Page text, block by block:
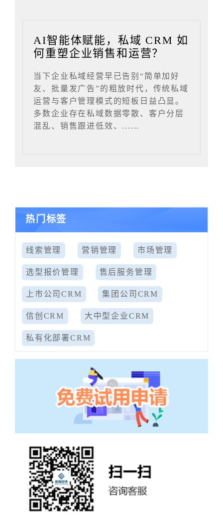
AI智能体赋能，私域 CRM 如
何重塑企业销售和运营？
当下企业私域经营早已告别“简单加好
友、批量发广告”的粗放时代，传统私域
运营与客户管理模式的短板日益凸显。
多数企业存在私域数据零散、客户分层
混乱、销售跟进低效、......
热门标签
线索管理 营销管理 市场管理
选型报价管理 售后服务管理
上市公司CRM 集团公司CRM
信创CRM 大中型企业CRM
私有化部署CRM